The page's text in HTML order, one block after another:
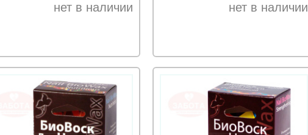
нет в наличии
нет в наличии